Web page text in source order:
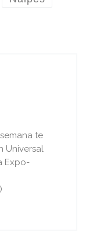
te
Universal
Expo-